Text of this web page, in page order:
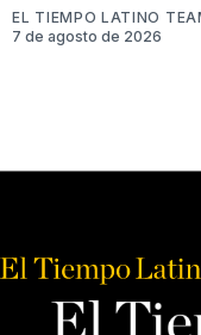
EL TIEMPO LATINO
7 de agosto de 2026